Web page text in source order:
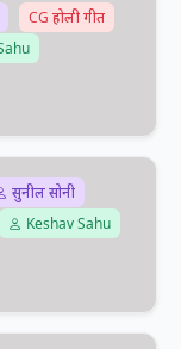
CG होली गीत
सुनील सोनी
Keshav Sahu